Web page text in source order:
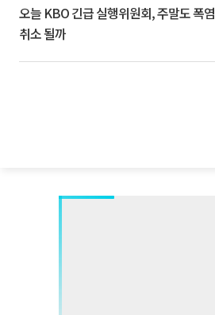
오늘 KBO 긴급 실행위원회, 주말도 폭염
취소 될까